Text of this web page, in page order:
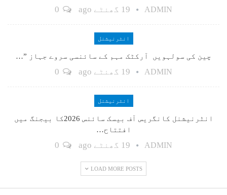
ADMIN 19 گھنٹے ago
انٹرنیشنل
چین کی سولہویں آرکٹک مہم کے سائنسی سروے جہاز ”…
ADMIN 19 گھنٹے ago
انٹرنیشنل
انٹرنیشنل کانگریس آف بیسک سائنس 2026کا بیجنگ میں
افتتاح…
ADMIN 19 گھنٹے ago
LOAD MORE POSTS